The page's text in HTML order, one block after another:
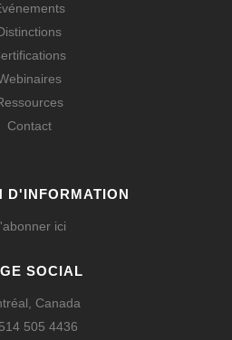
Contact
D'INFORMATION
ici
SOCIAL
Canada
505 4436